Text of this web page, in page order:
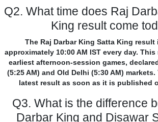
Q2. What time does Raj
King result come
The Raj Darbar King Satta King result
approximately 10:00 AM IST every day.
earliest afternoon-session games,
(5:25 AM) and Old Delhi (5:30 AM)
latest result as soon as it is published
Q3. What is the difference
Darbar King and Disawar